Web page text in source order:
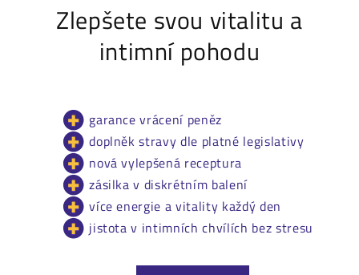
Zlepšete svou vitalitu a
intimní pohodu
garance vrácení peněz
doplněk stravy dle platné legislativy
nová vylepšená receptura
zásilka v diskrétním balení
více energie a vitality každý den
jistota v intimních chvílích bez stresu